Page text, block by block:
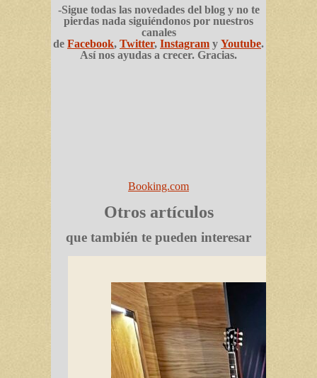
-Sigue todas las novedades del blog y no te
pierdas nada siguiéndonos por nuestros
canales
de Facebook, Twitter, Instagram y Youtube.
Así nos ayudas a crecer. Gracias.
Booking.com
Otros artículos
que también te pueden interesar